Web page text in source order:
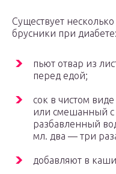
Существует
брусники при диабете:
пьют отвар из
перед едой;
сок в чистом
или смешанный
разбавленный
мл. два — три
добавляют в